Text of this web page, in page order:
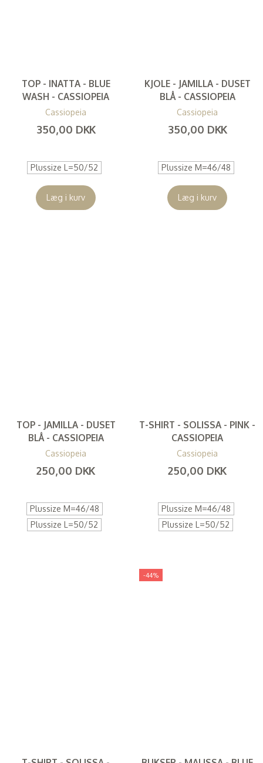
TOP - INATTA - BLUE
WASH - CASSIOPEIA
Cassiopeia
350,00 DKK
Plussize L=50/52
Læg i kurv
KJOLE - JAMILLA - DUSET
BLÅ - CASSIOPEIA
Cassiopeia
350,00 DKK
Plussize M=46/48
Læg i kurv
TOP - JAMILLA - DUSET
BLÅ - CASSIOPEIA
Cassiopeia
250,00 DKK
Plussize M=46/48
Plussize L=50/52
T-SHIRT - SOLISSA - PINK -
CASSIOPEIA
Cassiopeia
250,00 DKK
Plussize M=46/48
Plussize L=50/52
-44%